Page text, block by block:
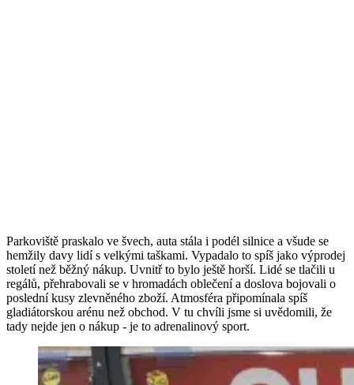
Parkoviště praskalo ve švech, auta stála i podél silnice a všude se
hemžily davy lidí s velkými taškami. Vypadalo to spíš jako výprodej
století než běžný nákup. Uvnitř to bylo ještě horší. Lidé se tlačili u
regálů, přehrabovali se v hromadách oblečení a doslova bojovali o
poslední kusy zlevněného zboží. Atmosféra připomínala spíš
gladiátorskou arénu než obchod. V tu chvíli jsme si uvědomili, že
tady nejde jen o nákup - je to adrenalinový sport.